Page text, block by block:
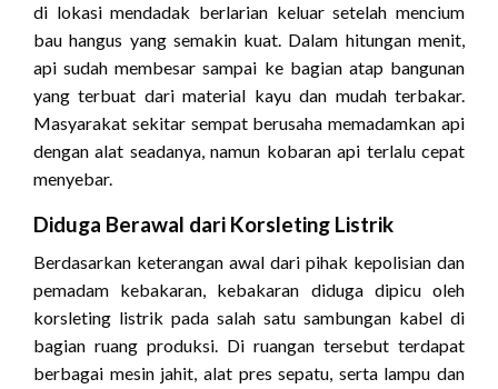
di lokasi mendadak berlarian keluar setelah mencium
bau hangus yang semakin kuat. Dalam hitungan menit,
api sudah membesar sampai ke bagian atap bangunan
yang terbuat dari material kayu dan mudah terbakar.
Masyarakat sekitar sempat berusaha memadamkan api
dengan alat seadanya, namun kobaran api terlalu cepat
menyebar.
Diduga Berawal dari Korsleting Listrik
Berdasarkan keterangan awal dari pihak kepolisian dan
pemadam kebakaran, kebakaran diduga dipicu oleh
korsleting listrik pada salah satu sambungan kabel di
bagian ruang produksi. Di ruangan tersebut terdapat
berbagai mesin jahit, alat pres sepatu, serta lampu dan